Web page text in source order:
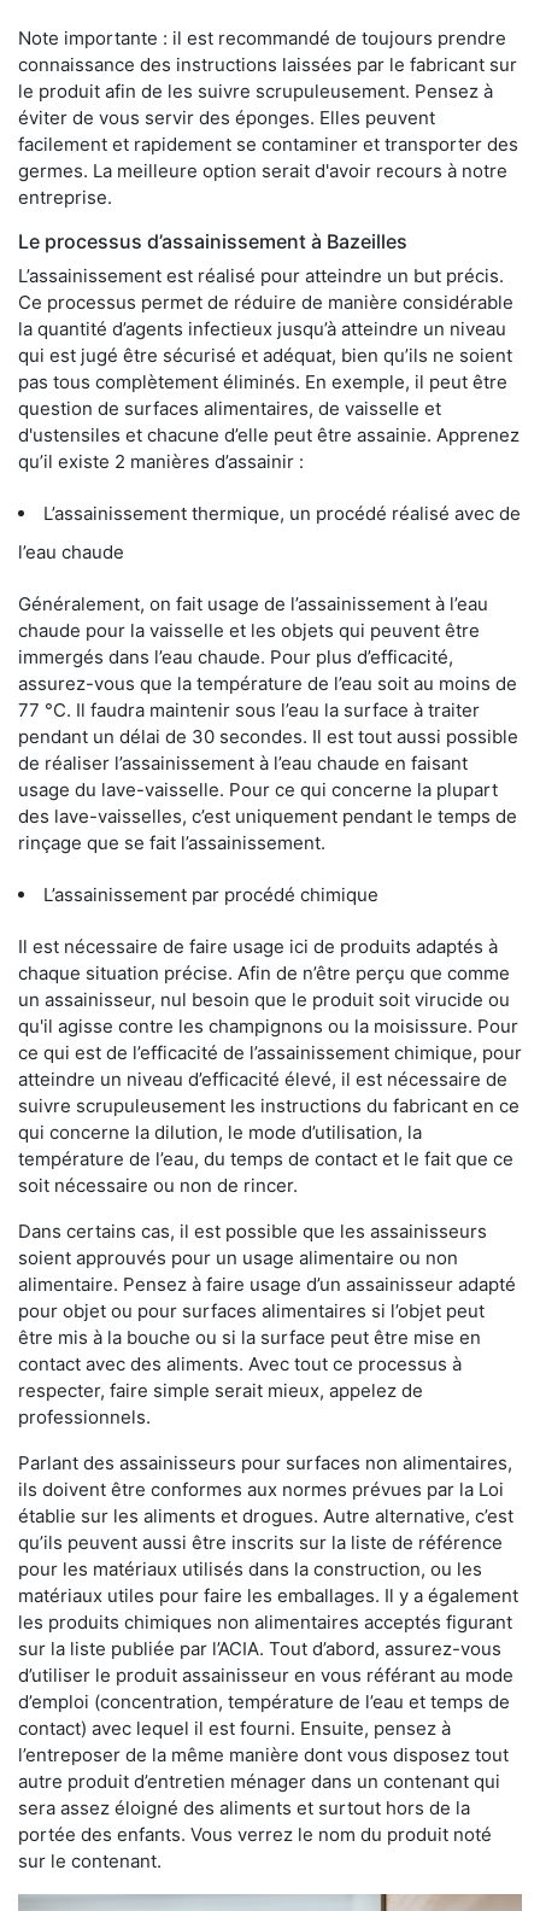
Note importante : il est recommandé de toujours prendre
connaissance des instructions laissées par le fabricant sur
le produit afin de les suivre scrupuleusement. Pensez à
éviter de vous servir des éponges. Elles peuvent
facilement et rapidement se contaminer et transporter des
germes. La meilleure option serait d'avoir recours à notre
entreprise.
Le processus d’assainissement à Bazeilles
L’assainissement est réalisé pour atteindre un but précis.
Ce processus permet de réduire de manière considérable
la quantité d’agents infectieux jusqu’à atteindre un niveau
qui est jugé être sécurisé et adéquat, bien qu’ils ne soient
pas tous complètement éliminés. En exemple, il peut être
question de surfaces alimentaires, de vaisselle et
d'ustensiles et chacune d’elle peut être assainie. Apprenez
qu’il existe 2 manières d’assainir :
L’assainissement thermique, un procédé réalisé avec de
l’eau chaude
Généralement, on fait usage de l’assainissement à l’eau
chaude pour la vaisselle et les objets qui peuvent être
immergés dans l’eau chaude. Pour plus d’efficacité,
assurez-vous que la température de l’eau soit au moins de
77 °C. Il faudra maintenir sous l’eau la surface à traiter
pendant un délai de 30 secondes. Il est tout aussi possible
de réaliser l’assainissement à l’eau chaude en faisant
usage du lave-vaisselle. Pour ce qui concerne la plupart
des lave-vaisselles, c’est uniquement pendant le temps de
rinçage que se fait l’assainissement.
L’assainissement par procédé chimique
Il est nécessaire de faire usage ici de produits adaptés à
chaque situation précise. Afin de n’être perçu que comme
un assainisseur, nul besoin que le produit soit virucide ou
qu'il agisse contre les champignons ou la moisissure. Pour
ce qui est de l’efficacité de l’assainissement chimique, pour
atteindre un niveau d’efficacité élevé, il est nécessaire de
suivre scrupuleusement les instructions du fabricant en ce
qui concerne la dilution, le mode d’utilisation, la
température de l’eau, du temps de contact et le fait que ce
soit nécessaire ou non de rincer.
Dans certains cas, il est possible que les assainisseurs
soient approuvés pour un usage alimentaire ou non
alimentaire. Pensez à faire usage d’un assainisseur adapté
pour objet ou pour surfaces alimentaires si l’objet peut
être mis à la bouche ou si la surface peut être mise en
contact avec des aliments. Avec tout ce processus à
respecter, faire simple serait mieux, appelez de
professionnels.
Parlant des assainisseurs pour surfaces non alimentaires,
ils doivent être conformes aux normes prévues par la Loi
établie sur les aliments et drogues. Autre alternative, c’est
qu’ils peuvent aussi être inscrits sur la liste de référence
pour les matériaux utilisés dans la construction, ou les
matériaux utiles pour faire les emballages. Il y a également
les produits chimiques non alimentaires acceptés figurant
sur la liste publiée par l’ACIA. Tout d’abord, assurez-vous
d’utiliser le produit assainisseur en vous référant au mode
d’emploi (concentration, température de l’eau et temps de
contact) avec lequel il est fourni. Ensuite, pensez à
l’entreposer de la même manière dont vous disposez tout
autre produit d’entretien ménager dans un contenant qui
sera assez éloigné des aliments et surtout hors de la
portée des enfants. Vous verrez le nom du produit noté
sur le contenant.